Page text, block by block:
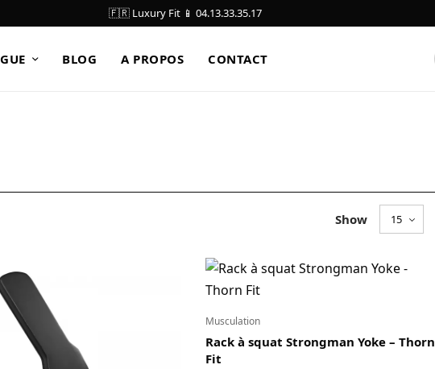
🇫🇷 Luxury Fit 📱 04.13.33.35.17
BLOG A PROPOS CONTACT
Show
Musculation
Rack à squat Strongman Yoke – Thorn
Fit